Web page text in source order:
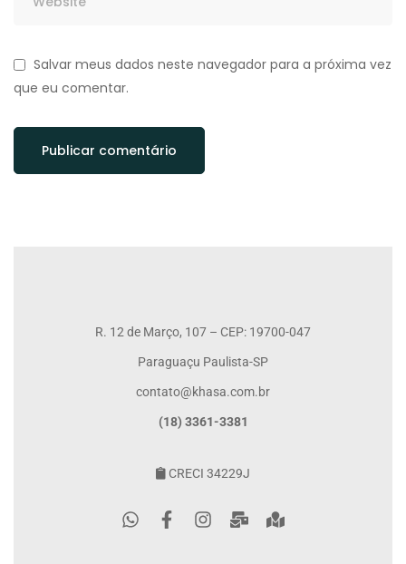
Salvar meus dados neste navegador para a próxima vez
que eu comentar.
R. 12 de Março, 107 – CEP: 19700-047
Paraguaçu Paulista-SP
contato@khasa.com.br
(18) 3361-3381
CRECI 34229J